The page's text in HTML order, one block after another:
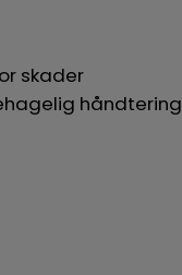
skader
håndtering